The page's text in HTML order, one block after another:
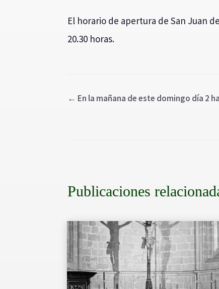
El horario de apertura de San Juan
20.30 horas.
← En la mañana de este domingo día 2
Publicaciones